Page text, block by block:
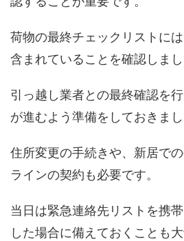
荷物の最終チェックリストに
含まれていることを確認しまし
引っ越し業者との最終確認を
が進むよう準備をしておきまし
住所変更の手続きや、新居で
ラインの契約も必要です。
当日は緊急連絡先リストを携
した場合に備えておくことも大